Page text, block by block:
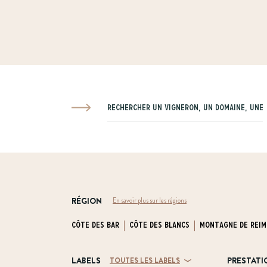
Rechercher un vigneron, un domaine, une ville
RÉGION En savoir plus sur les régions
Côte des Bar Côte des Blancs Montagne de
LABELS TOUTES LES LABELS